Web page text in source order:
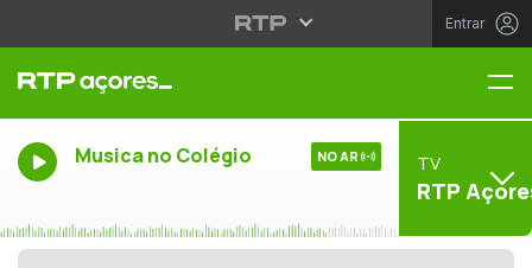
Entrar
Musica no Colégio NO AR TV
RTP